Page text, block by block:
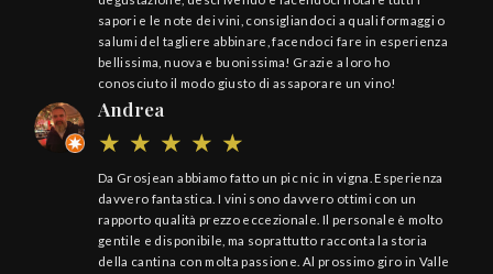
sapori e le note dei vini, consigliandoci a quali formaggi o
salumi del tagliere abbinare, facendoci fare in esperienza
bellissima, nuova e buonissima! Grazie a loro ho
conosciuto il modo giusto di assaporare un vino!
Andrea
Da Grosjean abbiamo fatto un pic nic in vigna. Esperienza
davvero fantastica. I vini sono davvero ottimi con un
rapporto qualità prezzo eccezionale. Il personale è molto
gentile e disponibile, ma soprattutto racconta la storia
della cantina con molta passione. Al prossimo giro in Valle